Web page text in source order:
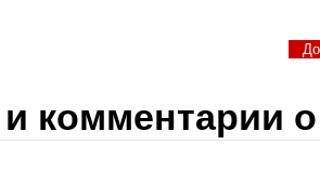
комментарии